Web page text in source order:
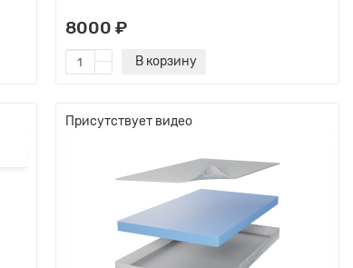
8000 ₽
В корзину
Присутствует видео